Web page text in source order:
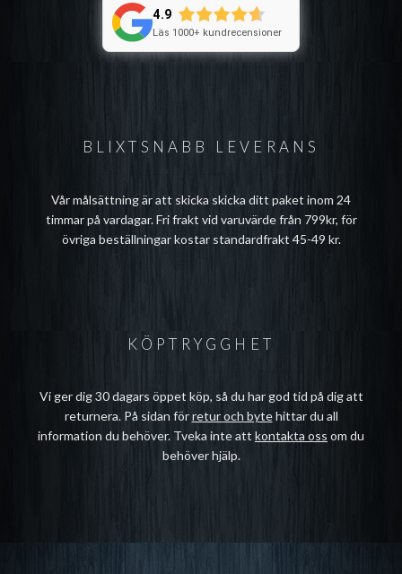
BLIXTSNABB LEVERANS
Vår målsättning är att skicka skicka ditt paket inom 24
timmar på vardagar. Fri frakt vid varuvärde från 799kr, för
övriga beställningar kostar standardfrakt 45-49 kr.
4.9
Läs 1000+ kundrecensioner
KÖPTRYGGHET
Vi ger dig 30 dagars öppet köp, så du har god tid på dig att
returnera. På sidan förretur och bytehittar du all
information du behöver. Tveka inte att kontakta oss om du
behöver hjälp.